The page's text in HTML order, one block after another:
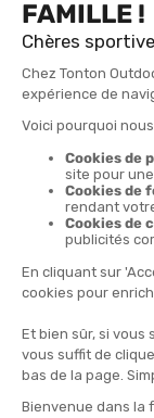
TROUVER UN
LIVRAISON GRATUITE
À PARTIR DE 30€
LES + DE TONTON